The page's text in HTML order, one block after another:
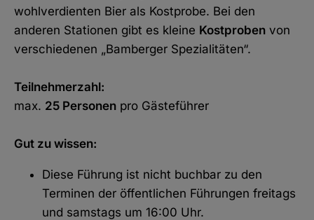
wohlverdienten Bier als Kostprobe. Bei den
anderen Stationen gibt es kleine Kostproben von
verschiedenen „Bamberger Spezialitäten“.
Teilnehmerzahl:
max. 25 Personen pro Gästeführer
Gut zu wissen:
Diese Führung ist nicht buchbar zu den
Terminen der öffentlichen Führungen freitags
und samstags um 16:00 Uhr.